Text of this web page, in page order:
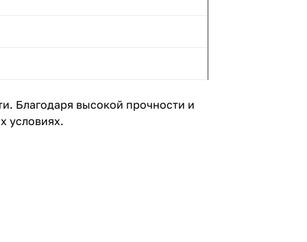
Благодаря высокой прочности и
условиях.